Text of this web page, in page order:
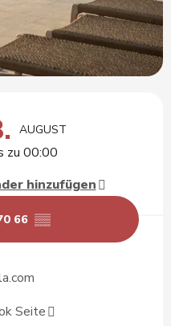
AUGUST
zu 00:00
hinzufügen
66 ▒▒
Seite